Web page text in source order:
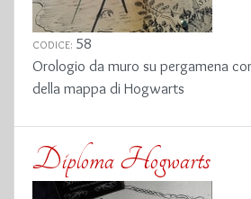
CODICE: 58
Orologio da muro su pergamena
della mappa di Hogwarts
Diploma Hogwarts